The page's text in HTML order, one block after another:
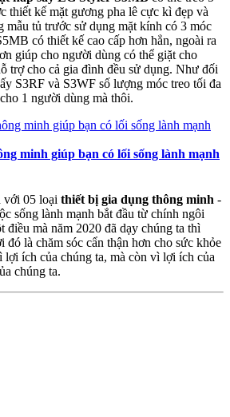
thiết kế mặt gương pha lê cực kì đẹp và
mẫu tủ trước sử dụng mặt kính có 3 móc
có thiết kế cao cấp hơn hẳn, ngoài ra
giúp cho người dùng có thể giặt cho
trợ cho cả gia đình đều sử dụng. Như đối
S3RF và S3WF số lượng móc treo tối đa
1 người dùng mà thôi.
minh giúp bạn có lối sống lành mạnh
với 05 loại thiết bị gia dụng thông minh -
sống lành mạnh bắt đầu từ chính ngôi
điều mà năm 2020 đã dạy chúng ta thì
đó là chăm sóc cẩn thận hơn cho sức khỏe
ích của chúng ta, mà còn vì lợi ích của
chúng ta.